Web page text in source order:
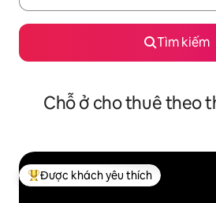
Tìm kiếm
Chỗ ở cho thuê theo
Được khách yêu thích nhất
Được khách yêu thích